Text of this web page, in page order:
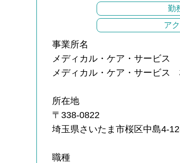
勤
ア
事業所名
メディカル・ケア・サービス
メディカル・ケア・サービス
所在地
〒338-0822
埼玉県さいたま市桜区中島4-
職種